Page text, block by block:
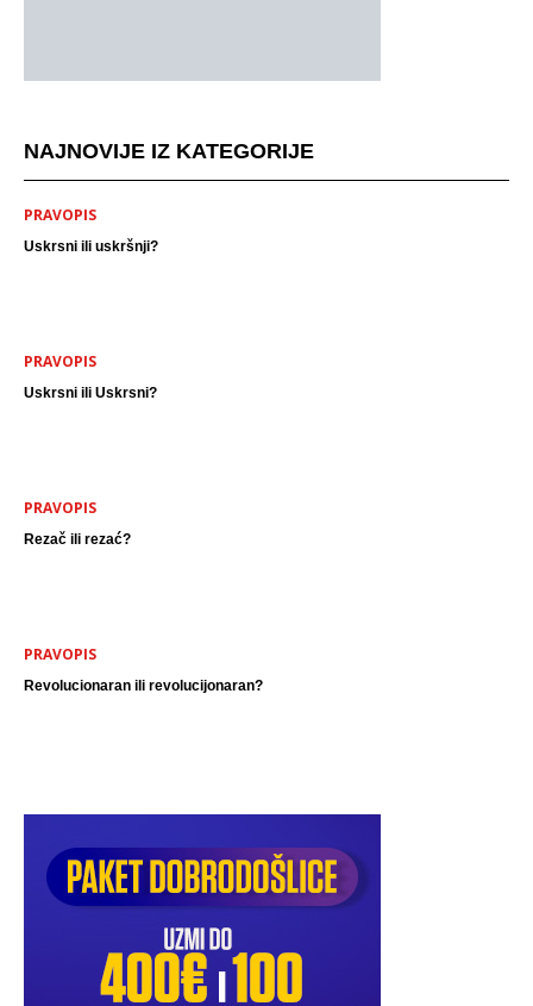
NAJNOVIJE IZ KATEGORIJE
PRAVOPIS
Uskrsni ili uskršnji?
PRAVOPIS
Uskrsni ili Uskrsni?
PRAVOPIS
Rezač ili rezać?
PRAVOPIS
Revolucionaran ili revolucijonaran?